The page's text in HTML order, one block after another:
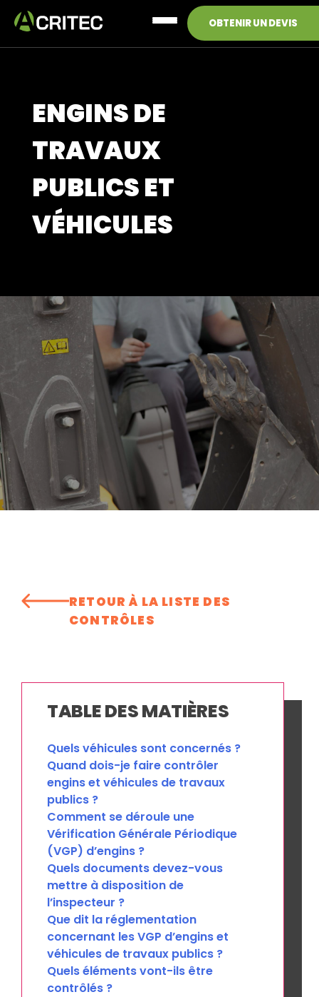
OBTENIR UN DEVIS
ENGINS DE
TRAVAUX
PUBLICS ET
VÉHICULES
RETOUR À LA LISTE DES
CONTRÔLES
TABLE DES MATIÈRES
Quels véhicules sont concernés ?
Quand dois-je faire contrôler
engins et véhicules de travaux
publics ?
Comment se déroule une
Vérification Générale Périodique
(VGP) d’engins ?
Quels documents devez-vous
mettre à disposition de
l’inspecteur ?
Que dit la réglementation
concernant les VGP d’engins et
véhicules de travaux publics ?
Quels éléments vont-ils être
contrôlés ?